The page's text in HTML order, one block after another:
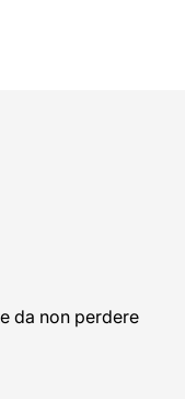
da non perdere